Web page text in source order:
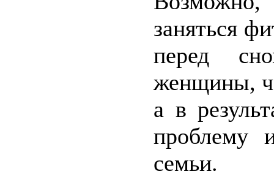
заняться
перед
женщины,
а в
проблему
семьи.